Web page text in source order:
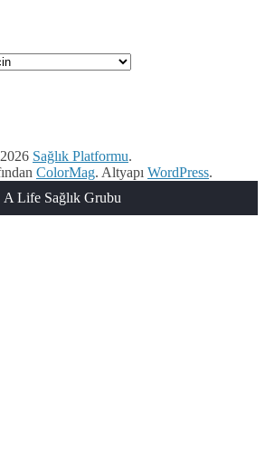
Sağlık Platformu.
ColorMag. Altyapı WordPress.
A Life Sağlık Grubu